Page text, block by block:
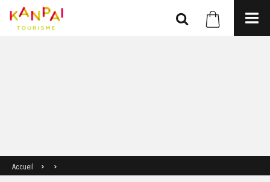
Accueil